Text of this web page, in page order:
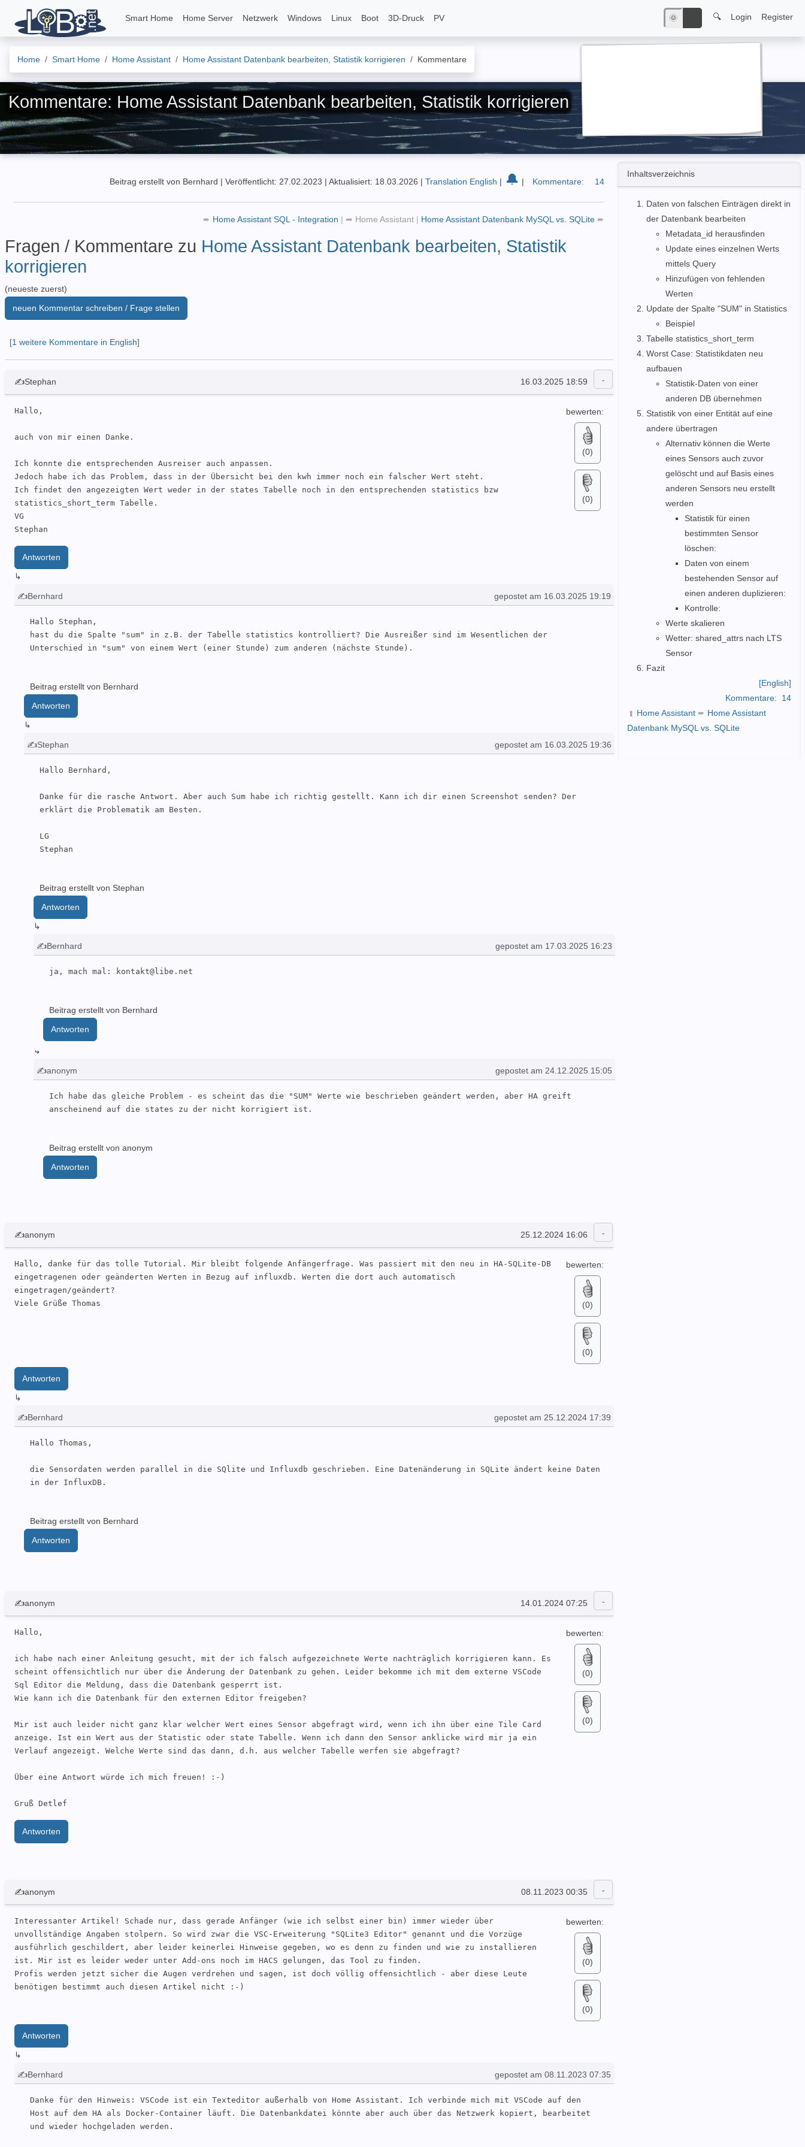
Smart Home Home Server Netzwerk Windows Linux Boot 3D-Druck PV 🌞 🔍 Login Register
Home Smart Home Home Assistant Home Assistant Datenbank bearbeiten, Statistik korrigieren Kommentare
Kommentare: Home Assistant Datenbank bearbeiten, Statistik korrigieren
Inhaltsverzeichnis
Daten von falschen Einträgen direkt in
der Datenbank bearbeiten
Metadata_id herausfinden
Update eines einzelnen Werts
mittels Query
Hinzufügen von fehlenden
Werten
Update der Spalte "SUM" in Statistics
Beispiel
Tabelle statistics_short_term
Worst Case: Statistikdaten neu
aufbauen
Statistik-Daten von einer
anderen DB übernehmen
Statistik von einer Entität auf eine
andere übertragen
Alternativ können die Werte
eines Sensors auch zuvor
gelöscht und auf Basis eines
anderen Sensors neu erstellt
werden
Statistik für einen
bestimmten Sensor
löschen:
Daten von einem
bestehenden Sensor auf
einen anderen duplizieren:
Kontrolle:
Werte skalieren
Wetter: shared_attrs nach LTS
Sensor
Fazit
[English]
Kommentare:
14
➦ Home Assistant ➨ Home Assistant
Datenbank MySQL vs. SQLite
Beitrag erstellt von Bernhard | Veröffentlicht: 27.02.2023 | Aktualisiert: 18.03.2026 | Translation English | 🔔 | Kommentare: 14
➨ Home Assistant SQL - Integration | ➦ Home Assistant | Home Assistant Datenbank MySQL vs. SQLite ➨
Fragen / Kommentare zu Home Assistant Datenbank bearbeiten, Statistik
korrigieren
(neueste zuerst)
neuen Kommentar schreiben / Frage stellen
[1 weitere Kommentare in English]
✍Stephan 16.03.2025 18:59
Hallo,
auch von mir einen Danke.
Ich konnte die entsprechenden Ausreiser auch anpassen.
Jedoch habe ich das Problem, dass in der Übersicht bei den kwh immer noch ein falscher Wert steht.
Ich findet den angezeigten Wert weder in der states Tabelle noch in den entsprechenden statistics bzw
statistics_short_term Tabelle.
VG
Stephan
bewerten:
(0)
(0)
Antworten
↳
✍Bernhard gepostet am 16.03.2025 19:19
Hallo Stephan,
hast du die Spalte "sum" in z.B. der Tabelle statistics kontrolliert? Die Ausreißer sind im Wesentlichen der
Unterschied in "sum" von einem Wert (einer Stunde) zum anderen (nächste Stunde).
Beitrag erstellt von Bernhard
Antworten
↳
✍Stephan gepostet am 16.03.2025 19:36
Hallo Bernhard,
Danke für die rasche Antwort. Aber auch Sum habe ich richtig gestellt. Kann ich dir einen Screenshot senden? Der
erklärt die Problematik am Besten.
LG
Stephan
Beitrag erstellt von Stephan
Antworten
↳
✍Bernhard gepostet am 17.03.2025 16:23
ja, mach mal: kontakt@libe.net
Beitrag erstellt von Bernhard
Antworten
↳
✍anonym gepostet am 24.12.2025 15:05
Ich habe das gleiche Problem - es scheint das die "SUM" Werte wie beschrieben geändert werden, aber HA greift
anscheinend auf die states zu der nicht korrigiert ist.
Beitrag erstellt von anonym
Antworten
✍anonym 25.12.2024 16:06
Hallo, danke für das tolle Tutorial. Mir bleibt folgende Anfängerfrage. Was passiert mit den neu in HA-SQLite-DB
eingetragenen oder geänderten Werten in Bezug auf influxdb. Werten die dort auch automatisch
eingetragen/geändert?
Viele Grüße Thomas
bewerten:
(0)
(0)
Antworten
↳
✍Bernhard gepostet am 25.12.2024 17:39
Hallo Thomas,
die Sensordaten werden parallel in die SQlite und Influxdb geschrieben. Eine Datenänderung in SQLite ändert keine Daten
in der InfluxDB.
Beitrag erstellt von Bernhard
Antworten
✍anonym 14.01.2024 07:25
Hallo,
ich habe nach einer Anleitung gesucht, mit der ich falsch aufgezeichnete Werte nachträglich korrigieren kann. Es
scheint offensichtlich nur über die Änderung der Datenbank zu gehen. Leider bekomme ich mit dem externe VSCode
Sql Editor die Meldung, dass die Datenbank gesperrt ist.
Wie kann ich die Datenbank für den externen Editor freigeben?
Mir ist auch leider nicht ganz klar welcher Wert eines Sensor abgefragt wird, wenn ich ihn über eine Tile Card
anzeige. Ist ein Wert aus der Statistic oder state Tabelle. Wenn ich dann den Sensor anklicke wird mir ja ein
Verlauf angezeigt. Welche Werte sind das dann, d.h. aus welcher Tabelle werfen sie abgefragt?
Über eine Antwort würde ich mich freuen! :-)
Gruß Detlef
bewerten:
(0)
(0)
Antworten
✍anonym 08.11.2023 00:35
Interessanter Artikel! Schade nur, dass gerade Anfänger (wie ich selbst einer bin) immer wieder über
unvollständige Angaben stolpern. So wird zwar die VSC-Erweiterung "SQLite3 Editor" genannt und die Vorzüge
ausführlich geschildert, aber leider keinerlei Hinweise gegeben, wo es denn zu finden und wie zu installieren
ist. Mir ist es leider weder unter Add-ons noch im HACS gelungen, das Tool zu finden.
Profis werden jetzt sicher die Augen verdrehen und sagen, ist doch völlig offensichtlich - aber diese Leute
benötigen bestimmt auch diesen Artikel nicht :-)
bewerten:
(0)
(0)
Antworten
↳
✍Bernhard gepostet am 08.11.2023 07:35
Danke für den Hinweis: VSCode ist ein Texteditor außerhalb von Home Assistant. Ich verbinde mich mit VSCode auf den
Host auf dem HA als Docker-Container läuft. Die Datenbankdatei könnte aber auch über das Netzwerk kopiert, bearbeitet
und wieder hochgeladen werden.